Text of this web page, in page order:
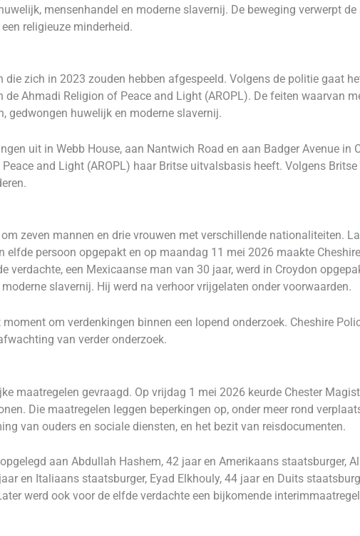
mensenhandel en moderne slavernij. De beweging verwerpt
religieuze minderheid.
zich in 2023 zouden hebben afgespeeld. Volgens de politie gaat
Ahmadi Religion of Peace and Light (AROPL). De feiten waarvan
gedwongen huwelijk en moderne slavernij.
uit in Webb House, aan Nantwich Road en aan Badger Avenue in
and Light (AROPL) haar Britse uitvalsbasis heeft. Volgens
zeven mannen en drie vrouwen met verschillende nationaliteiten.
elfde persoon opgepakt en op maandag 11 mei 2026 maakte
een Mexicaanse man van 30 jaar, werd in Croydon
slavernij. Hij werd na verhoor vrijgelaten onder voorwaarden.
om verdenkingen binnen een lopend onderzoek. Cheshire
van verder onderzoek.
maatregelen gevraagd. Op vrijdag 1 mei 2026 keurde Chester
Die maatregelen leggen beperkingen op, onder meer rond
van ouders en sociale diensten, en het bezit van reisdocumenten.
aan Abdullah Hashem, 42 jaar en Amerikaans staatsburger,
en Italiaans staatsburger, Eyad Elkhouly, 44 jaar en Duits
werd ook voor de elfde verdachte een bijkomende